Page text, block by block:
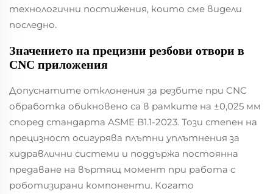
технологични постижения, които сме видели
последно.
Значението на прецизни резбови отвори в
CNC приложения
Допуснатите отклонения за резбите при CNC
обработка обикновено са в рамките на ±0,025 мм
според стандарта ASME B1.1-2023. Този степен на
прецизност осигурява плътни уплътнения за
хидравлични системи и поддържа постоянна
предаване на въртящ момент при работа с
роботизирани компоненти. Когато